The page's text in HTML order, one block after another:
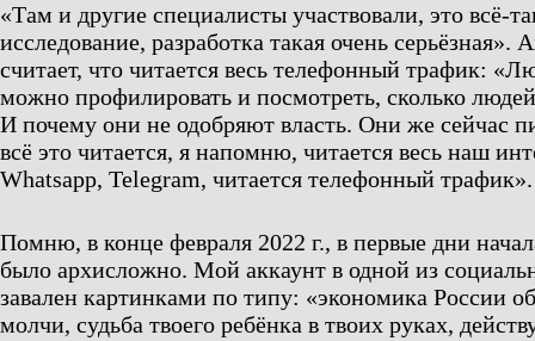
«Там и другие специалисты участвовали, это всё-
исследование, разработка такая очень серьёзная».
считает, что читается весь телефонный трафик:
можно профилировать и посмотреть, сколько
И почему они не одобряют власть. Они же сейчас
всё это читается, я напомню, читается весь наш
Whatsapp, Telegram, читается телефонный трафик».
Помню, в конце февраля 2022 г., в первые дни
было архисложно. Мой аккаунт в одной из
завален картинками по типу: «экономика России
молчи, судьба твоего ребёнка в твоих руках,